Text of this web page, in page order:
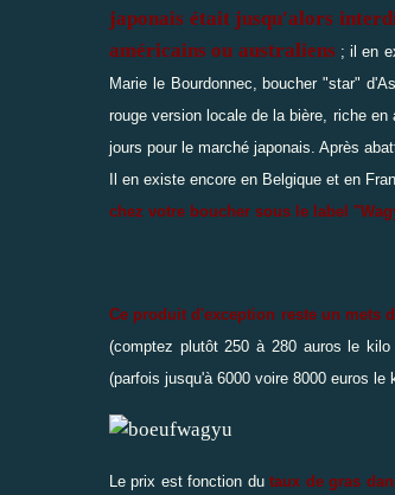
japonais était jusqu'alors
américains ou australiens ; il en
Marie le Bourdonnec, boucher "star"
rouge version locale de la bière, riche en
jours pour le marché japonais. Après
Il en existe encore en Belgique et en
chez votre boucher sous le label
Ce produit d'exception reste un mets
(comptez plutôt 250 à 280 auros le
(parfois jusqu'à 6000 voire 8000 euros le
Le prix est fonction dutaux de gras